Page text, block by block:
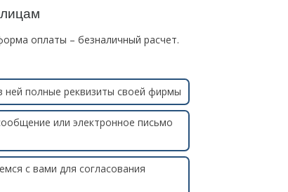
оплаты – безналичный расчет.
ней полные реквизиты своей фирмы
или электронное письмо
с вами для согласования